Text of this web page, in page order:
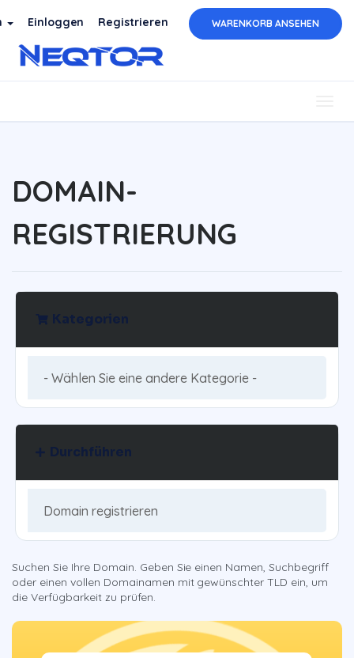
Einloggen Registrieren WARENKORB ANSEHEN
DOMAIN-
REGISTRIERUNG
Kategorien
Durchführen
Suchen Sie Ihre Domain. Geben Sie einen Namen, Suchbegriff
oder einen vollen Domainamen mit gewünschter TLD ein, um
die Verfügbarkeit zu prüfen.